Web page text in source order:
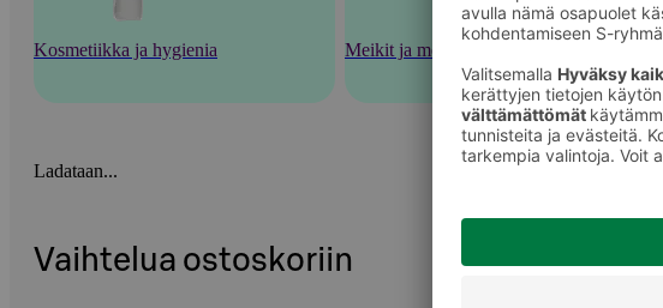
Kosmetiikka ja hygienia Meikit ja meikkaustarvikkeet
Ladataan...
Vaihtelua ostoskoriin